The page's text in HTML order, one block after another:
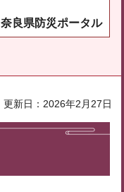
奈良県防災ポータル
更新日：2026年2月27日